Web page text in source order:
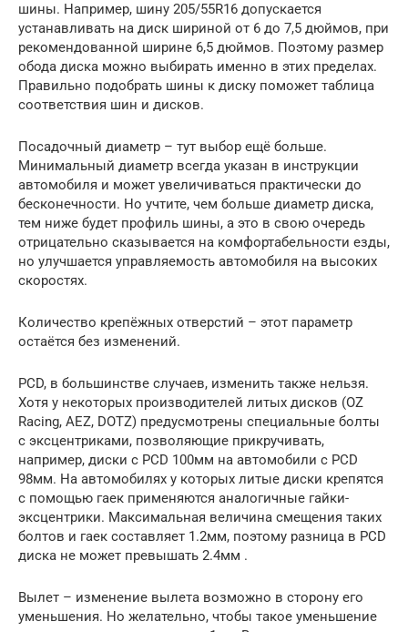
шины. Например, шину 205/55R16 допускается
устанавливать на диск шириной от 6 до 7,5 дюймов, при
рекомендованной ширине 6,5 дюймов. Поэтому размер
обода диска можно выбирать именно в этих пределах.
Правильно подобрать шины к диску поможет таблица
соответствия шин и дисков.
Посадочный диаметр – тут выбор ещё больше.
Минимальный диаметр всегда указан в инструкции
автомобиля и может увеличиваться практически до
бесконечности. Но учтите, чем больше диаметр диска,
тем ниже будет профиль шины, а это в свою очередь
отрицательно сказывается на комфортабельности езды,
но улучшается управляемость автомобиля на высоких
скоростях.
Количество крепёжных отверстий – этот параметр
остаётся без изменений.
PCD, в большинстве случаев, изменить также нельзя.
Хотя у некоторых производителей литых дисков (OZ
Racing, AEZ, DOTZ) предусмотрены специальные болты
с эксцентриками, позволяющие прикручивать,
например, диски с PCD 100мм на автомобили с PCD
98мм. На автомобилях у которых литые диски крепятся
с помощью гаек применяются аналогичные гайки-
эксцентрики. Максимальная величина смещения таких
болтов и гаек составляет 1.2мм, поэтому разница в PCD
диска не может превышать 2.4мм .
Вылет – изменение вылета возможно в сторону его
уменьшения. Но желательно, чтобы такое уменьшение